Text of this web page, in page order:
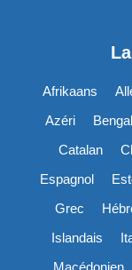
Afrikaans
Azéri
Catalan
Espagnol
Grec
Islandais
Macédonien